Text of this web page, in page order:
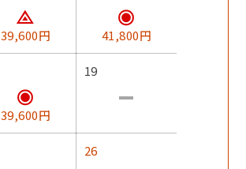
39,600円 41,800円
39,600円
19
26